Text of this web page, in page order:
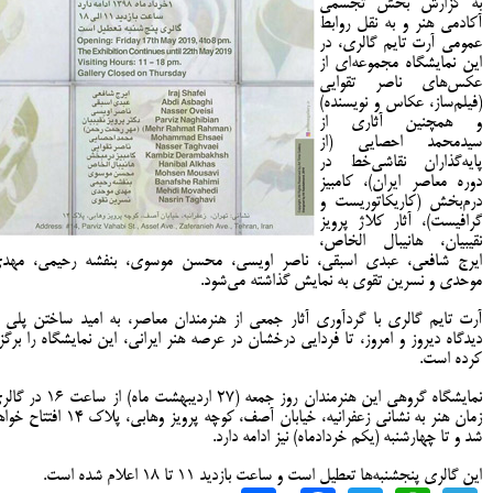
به گزارش بخش تجسمی
آکادمی هنر و به نقل روابط
عمومی آرت تایم گالری، در
این نمایشگاه مجموعه‌ای از
عکس‌های ناصر تقوایی
(فیلم‌ساز، عکاس و نویسنده)
و همچنین آثاری از
سیدمحمد احصایی (از
پایه‌گذاران نقاشی‌خط در
دوره معاصر ایران)، کامبیز
درم‌بخش (کاریکاتوریست و
گرافیست)، آثار کلاژ پرویز
نقیبیان، هانیبال الخاص،
ایرج شافعی، عبدی اسبقی، ناصر اویسی، محسن موسوی، بنفشه رحیمی،
موحدی و نسرین تقوی به نمایش گذاشته می‌شود.
آرت تایم گالری با گردآوری آثار جمعی از هنرمندان معاصر، به امید ساختن پلی
دیدگاه دیروز و امروز، تا فردایی درخشان در عرصه هنر ایرانی، این نمایشگاه را
کرده است.
نمایشگاه گروهی این هنرمندان روز جمعه (۲۷ اردیبهشت
زمان هنر به نشانی زعفرانیه، خیابان آصف، کوچه پرویز وهابی، پلاک
شد و تا چهارشنبه (یکم خردادماه) نیز ادامه دارد.
این گالری پنجشنبه‌ها تعطیل است و ساعت بازدید ۱۱ تا ۱۸ اعلام شده است.